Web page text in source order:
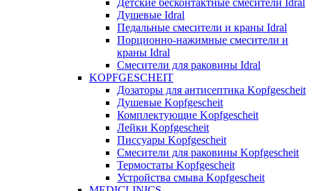
Детские бесконтактные смесители Idral
Душевые Idral
Педальные смесители и краны Idral
Порционно-нажимные смесители и
краны Idral
Смеcители для раковины Idral
KOPFGESCHEIT
Дозаторы для антисептика Kopfgescheit
Душевые Kopfgescheit
Комплектующие Kopfgescheit
Лейки Kopfgescheit
Писсуары Kopfgescheit
Смесители для раковины Kopfgescheit
Термостаты Kopfgescheit
Устройства смыва Kopfgescheit